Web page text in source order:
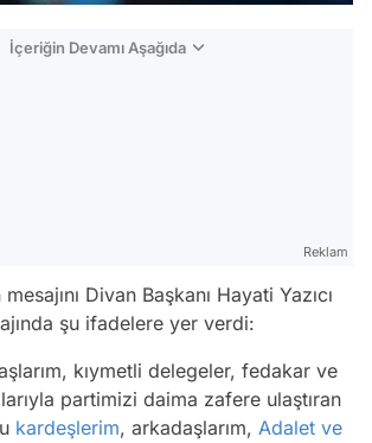
İçeriğin Devamı Aşağıda
Reklam
Divan Başkanı Hayati Yazıcı
şu ifadelere yer verdi:
kıymetli delegeler, fedakar ve
partimizi daima zafere ulaştıran
kardeşlerim, arkadaşlarım, Adalet ve